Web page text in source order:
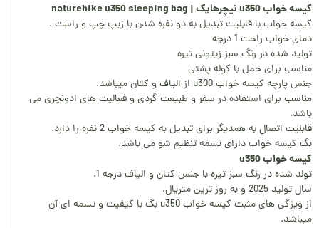
کیسه خواب u350 نیچرهایک | naturehike u350 sleeping bag
کیسه خواب با قابلیت تبدیل به دو نفره شدن با زیپ چپ و راست .
دمای خواب راحت 1 درجه
تولید شده در رنگ سبز زیتونی تیره
مناسب برای حمل با کوله پشتی
جنس پارچه کیسه خواب u300 از الیاف و کتان میباشد.
مناسب برای استفاده در سفر و طبیعت گردی و فعالیت های ادونچری می
باشد.
قابلیت اتصال به همدیگر برای تبدیل به کیسه خواب 2 نفره را دارد.
بگ کیسه خواب دارای تسمه تنظیم شو می باشد.
کیسه خواب u350
تولد شده در رنگ سبز تیره با جنس کتان و الیاف درجه 1.
سال تولید 2025 و به روز ترین متریال.
از ویژگی های مثبت کیسه خواب u350 بگ با کیفیت و تسمه ای آن
میباشد.